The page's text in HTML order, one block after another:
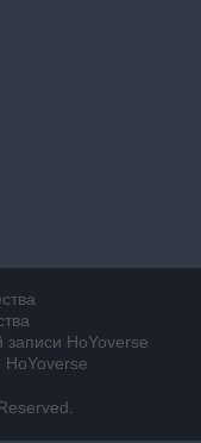
записи HoYoverse
HoYoverse